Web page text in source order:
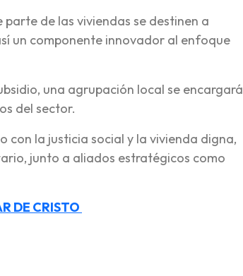
de las viviendas se destinen a
un componente innovador al enfoque
una agrupación local se encargará
del sector.
con la justicia social y la vivienda digna,
junto a aliados estratégicos como
DE CRISTO